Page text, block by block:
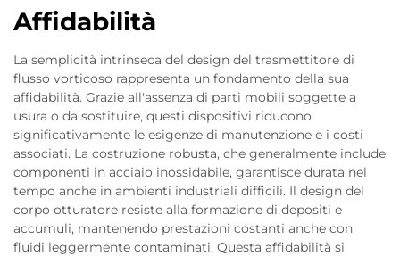
Affidabilità
La semplicità intrinseca del design del trasmettitore di
flusso vorticoso rappresenta un fondamento della sua
affidabilità. Grazie all'assenza di parti mobili soggette a
usura o da sostituire, questi dispositivi riducono
significativamente le esigenze di manutenzione e i costi
associati. La costruzione robusta, che generalmente include
componenti in acciaio inossidabile, garantisce durata nel
tempo anche in ambienti industriali difficili. Il design del
corpo otturatore resiste alla formazione di depositi e
accumuli, mantenendo prestazioni costanti anche con
fluidi leggermente contaminati. Questa affidabilità si